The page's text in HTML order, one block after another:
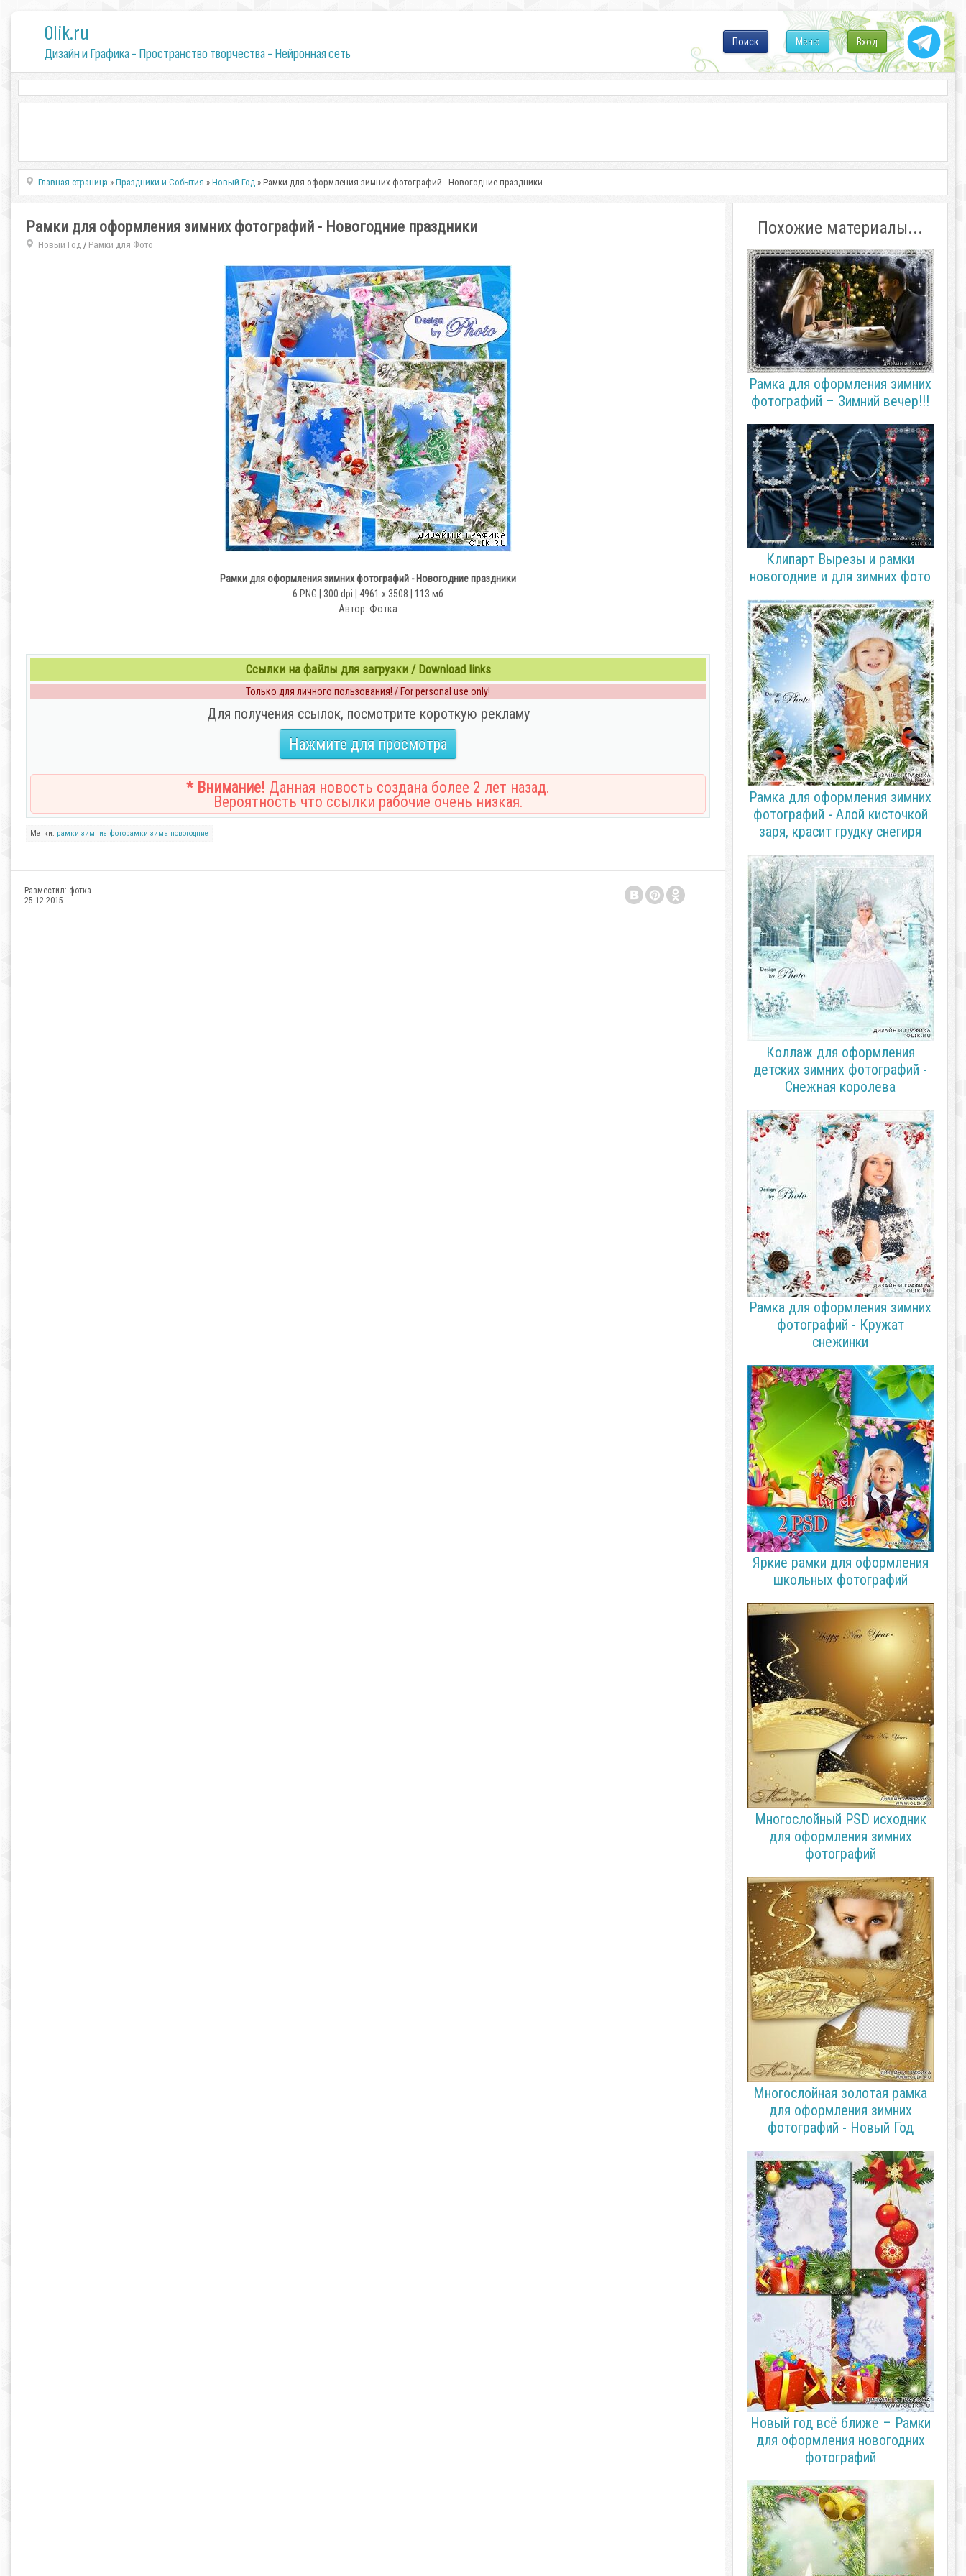
0lik.ru
Дизайн и Графика - Пространство творчества - Нейронная сеть
Вход
Меню
Поиск
Главная страница »Праздники и События »Новый Год » Рамки для оформления зимних фотографий - Новогодние праздники
Рамки для оформления зимних фотографий - Новогодние праздники
Новый Год/ Рамки для Фото
Рамки для оформления зимних фотографий - Новогодние праздники
6 PNG | 300 dpi | 4961 x 3508 | 113 мб
Автор: Фотка
Ссылки на файлы для загрузки / Download links
Только для личного пользования! / For personal use only!
Для получения ссылок, посмотрите короткую рекламу
Нажмите для просмотра
* Внимание! Данная новость создана более 2 лет назад.
Вероятность что ссылки рабочие очень низкая.
Метки: рамки зимние фоторамки зима новогодние
Разместил: фотка
25.12.2015
Похожие материалы...
Рамка для оформления зимних
фотографий – Зимний вечер!!!
Клипарт Вырезы и рамки
новогодние и для зимних фото
Рамка для оформления зимних
фотографий - Алой кисточкой
заря, красит грудку снегиря
Коллаж для оформления
детских зимних фотографий -
Снежная королева
Рамка для оформления зимних
фотографий - Кружат
снежинки
Яркие рамки для оформления
школьных фотографий
Многослойный PSD исходник
для оформления зимних
фотографий
Многослойная золотая рамка
для оформления зимних
фотографий - Новый Год
Новый год всё ближе – Рамки
для оформления новогодних
фотографий